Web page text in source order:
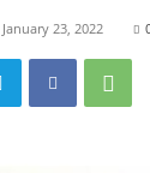
January 23, 2022